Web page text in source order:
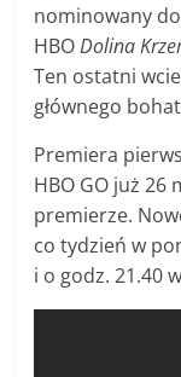
nominowany
HBODolina
Ten ostatni
głównego
Premiera
HBO GO już 26
premierze.
co tydzień w
i o godz. 21.40